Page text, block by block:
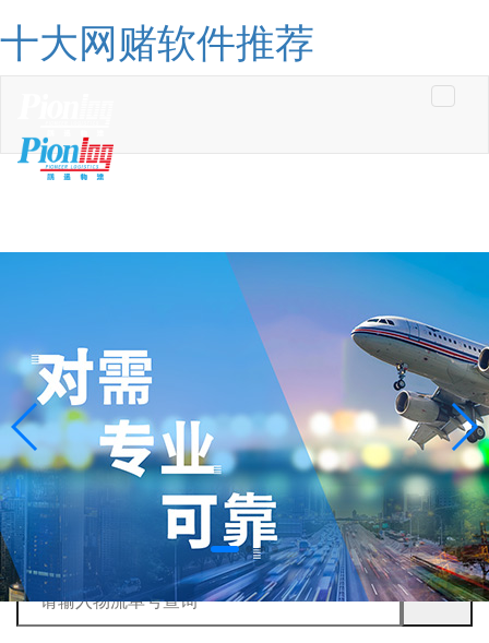
十大网赌软件推荐